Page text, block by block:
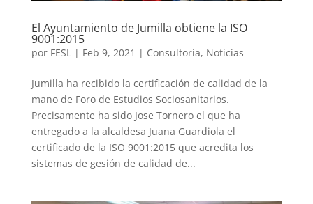
El Ayuntamiento de Jumilla obtiene la ISO
9001:2015
por FESL | Feb 9, 2021 | Consultoría, Noticias
Jumilla ha recibido la certificación de calidad de la
mano de Foro de Estudios Sociosanitarios.
Precisamente ha sido Jose Tornero el que ha
entregado a la alcaldesa Juana Guardiola el
certificado de la ISO 9001:2015 que acredita los
sistemas de gesión de calidad de...